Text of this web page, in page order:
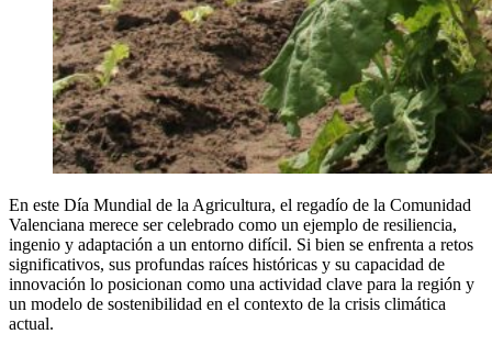
En este Día Mundial de la Agricultura, el regadío de la Comunidad
Valenciana merece ser celebrado como un ejemplo de resiliencia,
ingenio y adaptación a un entorno difícil. Si bien se enfrenta a retos
significativos, sus profundas raíces históricas y su capacidad de
innovación lo posicionan como una actividad clave para la región y
un modelo de sostenibilidad en el contexto de la crisis climática
actual.